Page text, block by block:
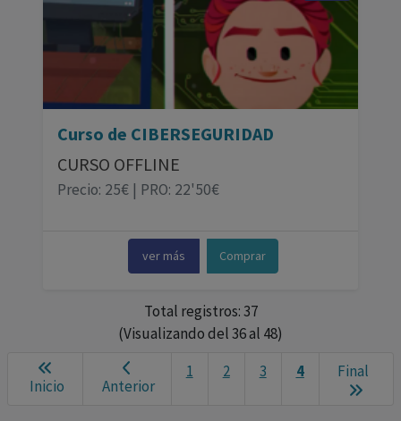
Curso de CIBERSEGURIDAD
CURSO OFFLINE
Precio: 25€ | PRO: 22'50€
ver más Comprar
Total registros: 37
(Visualizando del 36 al 48)
Inicio Anterior
1 2 3 4
Final
Next